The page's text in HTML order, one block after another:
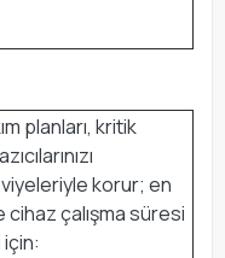
planları, kritik
korur; en
çalışma süresi